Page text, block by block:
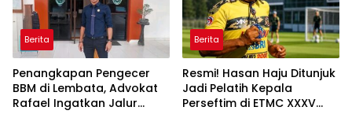
Berita
Penangkapan Pengecer
BBM di Lembata, Advokat
Rafael Ingatkan Jalur
Berita
Resmi! Hasan Haju Ditunjuk
Jadi Pelatih Kepala
Perseftim di ETMC XXXV